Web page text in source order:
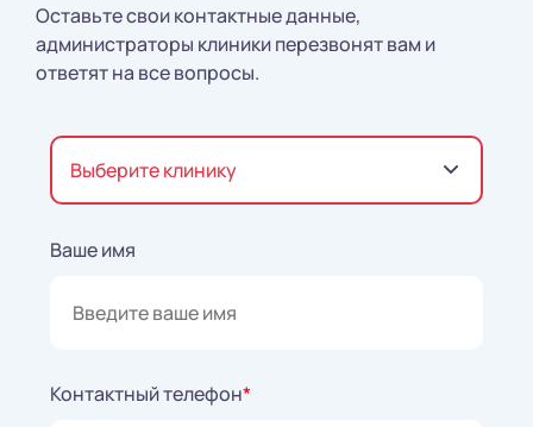
Оставьте свои контактные данные,
администраторы клиники перезвонят вам и
ответят на все вопросы.
Выберите клинику
Ваше имя
Контактный телефон*